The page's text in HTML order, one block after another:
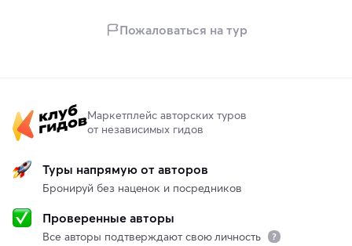
Пожаловаться на тур
Маркетплейс авторских туров
от независимых гидов
Туры напрямую от авторов
Бронируй без наценок и посредников
Проверенные авторы
Все авторы подтверждают свою личность